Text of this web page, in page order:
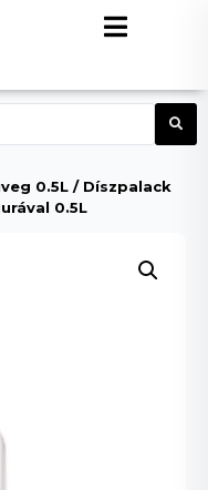
0.5L / Díszpalack
0.5L